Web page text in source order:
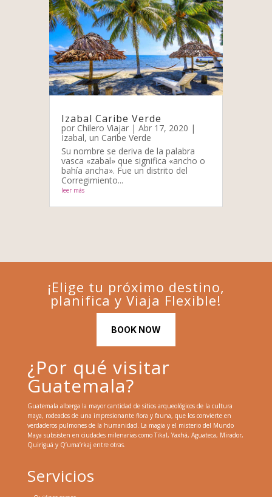
Izabal Caribe Verde
por Chilero Viajar| Abr 17, 2020 |
Izabal, un Caribe Verde
Su nombre se deriva de la palabra
vasca «zabal» que significa «ancho o
bahía ancha». Fue un distrito del
Corregimiento...
leer más
¡Elige tu próximo destino,
planifica y Viaja Flexible!
BOOK NOW
¿Por qué visitar
Guatemala?
Guatemala alberga la mayor cantidad de sitios arqueológicos de la cultura
maya, rodeados de una impresionante flora y fauna, que los convierte en
verdaderos pulmones de la humanidad. La magia y el misterio del Mundo
Maya subsisten en ciudades milenarias como Tikal, Yaxhá, Aguateca, Mirador,
Quiriguá y Q’uma’rkaj entre otras.
Servicios